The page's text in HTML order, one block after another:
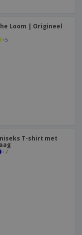
Loom | Origineel
+5
T-shirt met
+7